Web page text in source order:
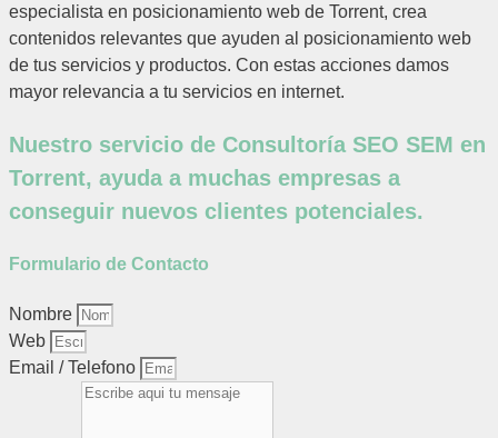
especialista en posicionamiento web de Torrent, crea
contenidos relevantes que ayuden al posicionamiento web
de tus servicios y productos. Con estas acciones damos
mayor relevancia a tu servicios en internet.
Nuestro servicio de Consultoría SEO SEM en
Torrent, ayuda a muchas empresas a
conseguir nuevos clientes potenciales.
Formulario de Contacto
Nombre
Web
Email / Telefono